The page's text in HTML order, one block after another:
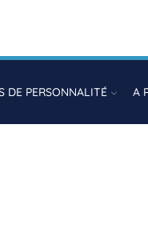
DE PERSONNALITÉ A